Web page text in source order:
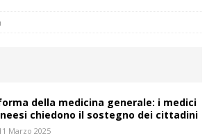
della medicina generale: i medici
chiedono il sostegno dei cittadini
Marzo 2025